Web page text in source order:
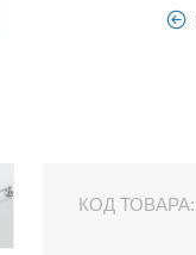
КОД ТОВАРА: